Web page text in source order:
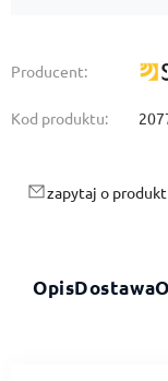
Producent:
Kod produktu:
zapytaj o produkt
OpisDostawa